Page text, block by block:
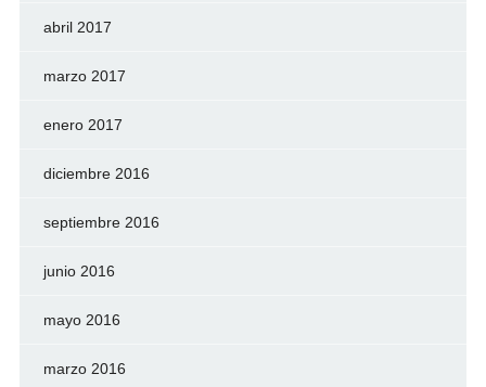
abril 2017
marzo 2017
enero 2017
diciembre 2016
septiembre 2016
junio 2016
mayo 2016
marzo 2016